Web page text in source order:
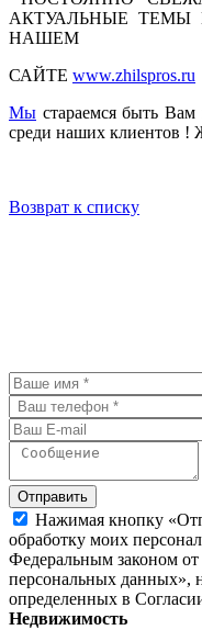
АКТУАЛЬНЫЕ
НАШЕМ
САЙТЕ www.zhilspros.ru
Мы стараемся быть
среди наших клиентов
Возврат к списку
Отправить
Нажимая кнопку
обработку моих
Федеральным законом
персональных данных»,
определенных в
Недвижимость